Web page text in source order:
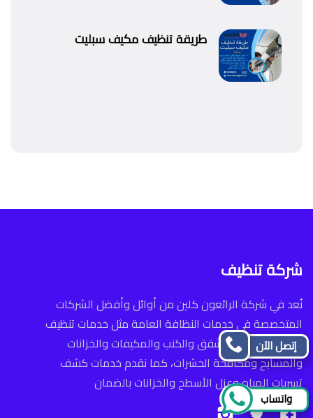
طريقة تنظيف مكيف سبليت
شركة تنظيف
نُعد في شركة الرائعون كلين من أوائل وأفضل الشركات
المتخصصة في خدمات النظافة العامة مثل خدمات تنظيف
المنازل والفلل والشقق والكنب والمكيفات والخزانات
والمسابح ومكافحة الحشرات، كما نقدم خدمات كشف
تسربات المياه وعزل الأسطح والخزانات بالضمان
تابعنا تابعنا
إتصل الآن
واتساب